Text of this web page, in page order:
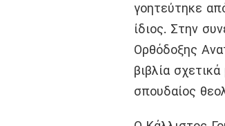
γοητεύτηκε
ίδιος. Στην
Ορθόδοξης
βιβλία
σπουδαίος